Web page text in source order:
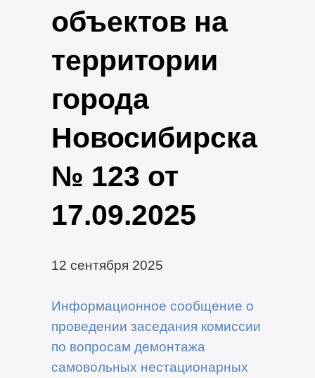
объектов на
территории
города
Новосибирска
№ 123 от
17.09.2025
12 сентября 2025
Информационное сообщение о
проведении заседания комиссии
по вопросам демонтажа
самовольных нестационарных